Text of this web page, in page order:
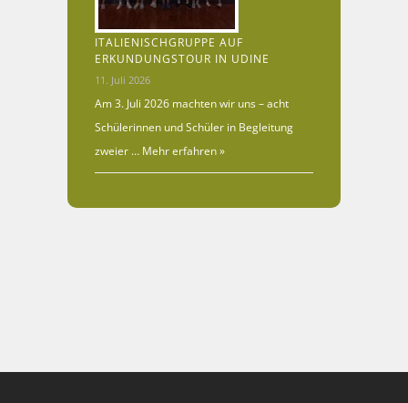
ITALIENISCHGRUPPE AUF
ERKUNDUNGSTOUR IN UDINE
11. Juli 2026
Am 3. Juli 2026 machten wir uns – acht
Schülerinnen und Schüler in Begleitung
zweier … Mehr erfahren »